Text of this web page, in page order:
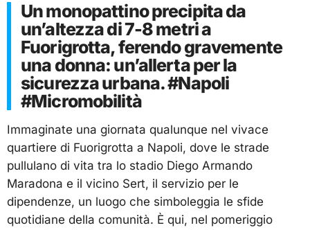
Un monopattino precipita da
un’altezza di 7-8 metri a
Fuorigrotta, ferendo gravemente
una donna: un’allerta per la
sicurezza urbana. #Napoli
#Micromobilità
Immaginate una giornata qualunque nel vivace
quartiere di Fuorigrotta a Napoli, dove le strade
pullulano di vita tra lo stadio Diego Armando
Maradona e il vicino Sert, il servizio per le
dipendenze, un luogo che simboleggia le sfide
quotidiane della comunità. È qui, nel pomeriggio